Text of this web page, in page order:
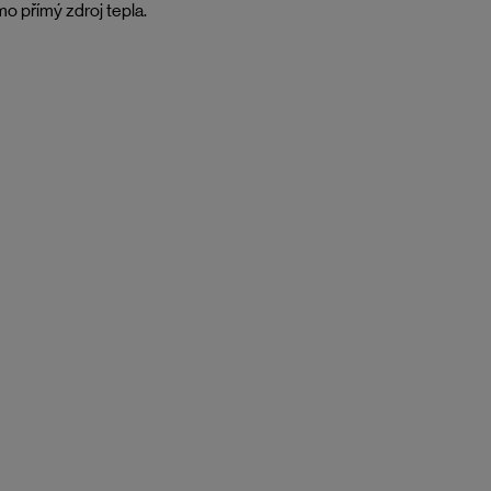
přímý zdroj tepla.